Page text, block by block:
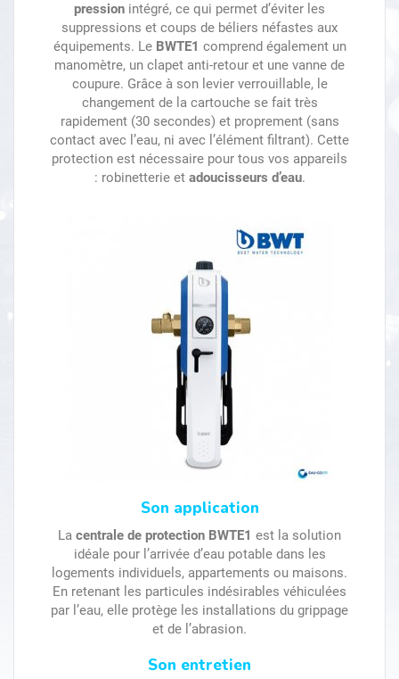
pression intégré, ce qui permet d’éviter les
suppressions et coups de béliers néfastes aux
équipements. Le BWTE1 comprend également un
manomètre, un clapet anti-retour et une vanne de
coupure. Grâce à son levier verrouillable, le
changement de la cartouche se fait très
rapidement (30 secondes) et proprement (sans
contact avec l’eau, ni avec l’élément filtrant). Cette
protection est nécessaire pour tous vos appareils
: robinetterie et adoucisseurs d’eau.
Son application
La centrale de protection BWTE1 est la solution
idéale pour l’arrivée d’eau potable dans les
logements individuels, appartements ou maisons.
En retenant les particules indésirables véhiculées
par l’eau, elle protège les installations du grippage
et de l’abrasion.
Son entretien